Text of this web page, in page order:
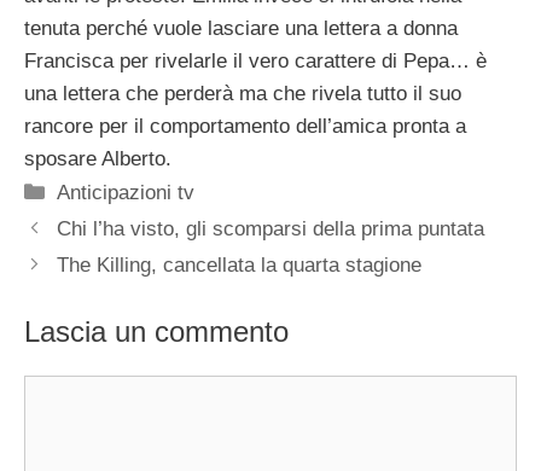
tenuta perché vuole lasciare una lettera a donna
Francisca per rivelarle il vero carattere di Pepa… è
una lettera che perderà ma che rivela tutto il suo
rancore per il comportamento dell’amica pronta a
sposare Alberto.
Categorie
Anticipazioni tv
Chi l’ha visto, gli scomparsi della prima puntata
The Killing, cancellata la quarta stagione
Lascia un commento